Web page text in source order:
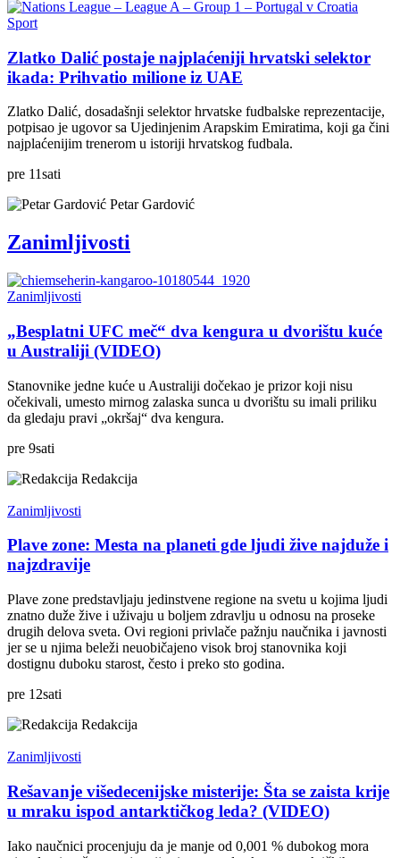
Sport
Zlatko Dalić postaje najplaćeniji hrvatski selektor
ikada: Prihvatio milione iz UAE
Zlatko Dalić, dosadašnji selektor hrvatske fudbalske reprezentacije,
potpisao je ugovor sa Ujedinjenim Arapskim Emiratima, koji ga čini
najplaćenijim trenerom u istoriji hrvatskog fudbala.
pre 11sati
Petar Gardović
Zanimljivosti
Zanimljivosti
„Besplatni UFC meč“ dva kengura u dvorištu kuće
u Australiji (VIDEO)
Stanovnike jedne kuće u Australiji dočekao je prizor koji nisu
očekivali, umesto mirnog zalaska sunca u dvorištu su imali priliku
da gledaju pravi „okršaj“ dva kengura.
pre 9sati
Redakcija
Zanimljivosti
Plave zone: Mesta na planeti gde ljudi žive najduže i
najzdravije
Plave zone predstavljaju jedinstvene regione na svetu u kojima ljudi
znatno duže žive i uživaju u boljem zdravlju u odnosu na proseke
drugih delova sveta. Ovi regioni privlače pažnju naučnika i javnosti
jer se u njima beleži neuobičajeno visok broj stanovnika koji
dostignu duboku starost, često i preko sto godina.
pre 12sati
Redakcija
Zanimljivosti
Rešavanje višedecenijske misterije: Šta se zaista krije
u mraku ispod antarktičkog leda? (VIDEO)
Iako naučnici procenjuju da je manje od 0,001 % dubokog mora